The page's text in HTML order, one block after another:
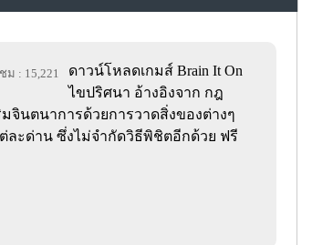
ม : 15,221
ดาวน์โหลดเกมส์ Brain It On
ไขปริศนา อ้างอิงจาก กฎ
มจินตนาการด้วยการวาดสิ่งของต่างๆ
ละด่าน ซึ่งไม่จำกัดวิธีพิชิตอีกด้วย ฟรี